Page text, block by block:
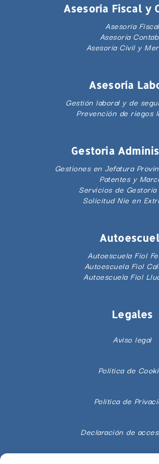
Asesoría Fiscal y
Asesoría Fiscal
Asesoría
Asesoría Civil y
Asesoría
Gestión laboral y de
Prevención de riegos
Gestoria
Gestiones en Jefatura
Patentes y
Servicios de Gestoría
Solicitud Nie en
Autoescuela Fiol
Autoescuela Fiol
Autoescuela Fiol
Legales
Aviso legal
Política de
Política de
Declaración de